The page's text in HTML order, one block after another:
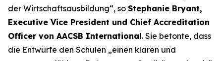
der Wirtschaftsausbildung“, so Stephanie Bryant,
Executive Vice President und Chief Accreditation
Officer von AACSB International. Sie betonte, dass
die Entwürfe den Schulen „einen klaren und